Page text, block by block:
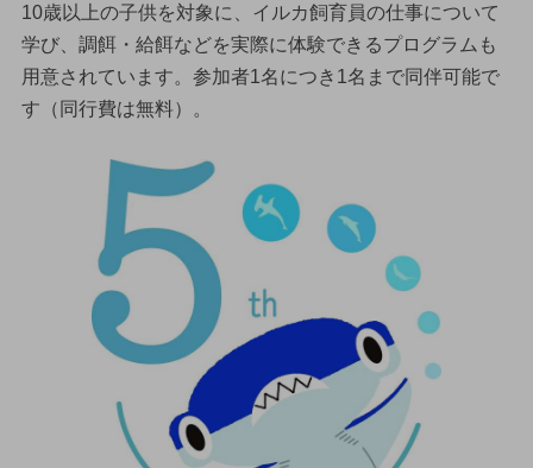
10歳以上の子供を対象に、イルカ飼育員の仕事について
学び、調餌・給餌などを実際に体験できるプログラムも
用意されています。参加者1名につき1名まで同伴可能で
す（同行費は無料）。